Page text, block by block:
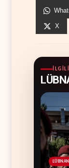
X
LÜBNAN